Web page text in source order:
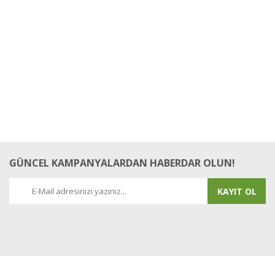
GÜNCEL KAMPANYALARDAN HABERDAR OLUN!
KAYIT OL